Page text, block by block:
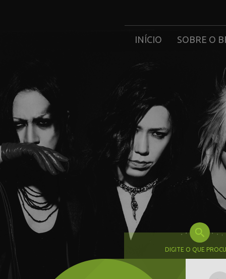
INÍCIO SOBRE O
DIGITE O QUE